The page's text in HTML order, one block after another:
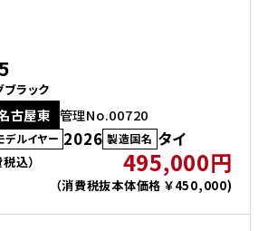
ラック
古屋東 管理No.00720
デルイヤー 2026 製造国名 タイ
込） 495,000円
（消費税抜本体価格 ￥450,000)
ム 大宮
ム 狭山
ム 東浦和